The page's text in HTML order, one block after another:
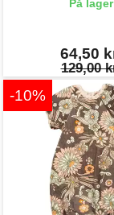
På lager
64,50
129,00
-10%